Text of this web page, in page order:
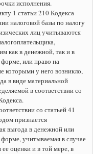
исполнения.
1 статьи 210 Кодекса
налоговой базы по налогу
лиц учитываются
как в денежной, так и в
или право на
которыми у него возникло,
в виде материальной
в соответствии со
со статьей 41
признается
выгода в денежной или
учитываемая в случае
оценки и в той мере, в